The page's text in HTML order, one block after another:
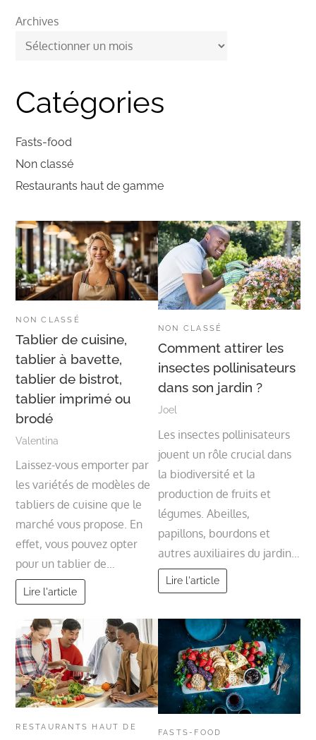
Archives
Catégories
Fasts-food
Non classé
Restaurants haut de gamme
NON CLASSÉ
Tablier de cuisine,
tablier à bavette,
tablier de bistrot,
tablier imprimé ou
brodé
Valentina
Laissez-vous emporter par
les variétés de modèles de
tabliers de cuisine que le
marché vous propose. En
effet, vous pouvez opter
pour un tablier de…
Lire l'article
NON CLASSÉ
Comment attirer les
insectes pollinisateurs
dans son jardin ?
Joel
Les insectes pollinisateurs
jouent un rôle crucial dans
la biodiversité et la
production de fruits et
légumes. Abeilles,
papillons, bourdons et
autres auxiliaires du jardin…
Lire l'article
RESTAURANTS HAUT DE
FASTS-FOOD